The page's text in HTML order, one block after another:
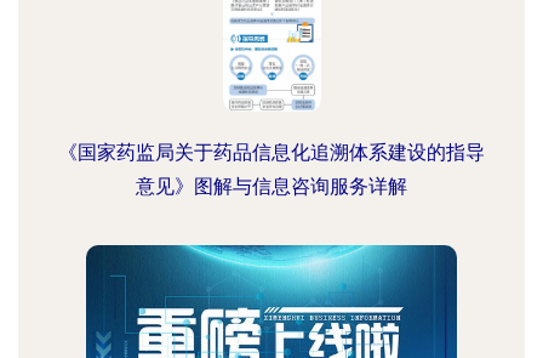
《国家药监局关于药品信息化追溯体系建设的指导
意见》图解与信息咨询服务详解